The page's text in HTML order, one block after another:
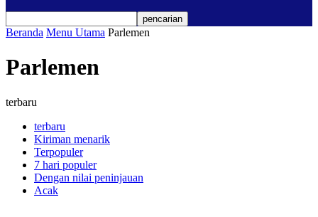
Beranda Menu Utama Parlemen
Parlemen
terbaru
terbaru
Kiriman menarik
Terpopuler
7 hari populer
Dengan nilai peninjauan
Acak